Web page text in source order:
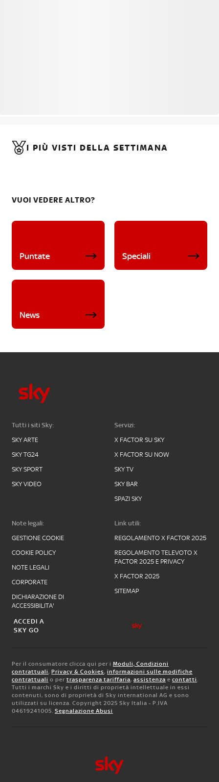
I PIÙ VISTI DELLA SETTIMANA
VUOI VEDERE ALTRO?
Puntate Speciali
News
Tutti i siti Sky:
SKY ARTE
SKY TG24
SKY SPORT
SKY VIDEO
Servizi:
X FACTOR SU SKY
X FACTOR SU NOW
SKY TV
SKY BAR
SPAZI SKY
Note legali:
GESTIONE COOKIE
COOKIE POLICY
NOTE LEGALI
CORPORATE
DICHIARAZIONE DI
ACCESSIBILITA'
Link utili:
REGOLAMENTO X FACTOR 2025
REGOLAMENTO TELEVOTO X
FACTOR 2025 E PRIVACY
X FACTOR 2025
SITEMAP
ACCEDI A
SKY GO
Per il consumatore clicca qui per i Moduli, Condizioni
contrattuali, Privacy & Cookies, informazioni sulle modifiche
contrattuali o per trasparenza tariffaria, assistenza e contatti.
Tutti i marchi Sky e i diritti di proprietà intellettuale in essi
contenuti, sono di proprietà di Sky international AG e sono
utilizzati su licenza. Copyright 2025 Sky Italia - P.IVA
04619241005. Segnalazione Abusi